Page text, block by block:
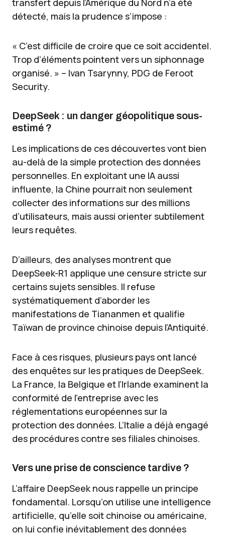
transfert depuis l’Amérique du Nord n’a été
détecté, mais la prudence s’impose :
« C’est difficile de croire que ce soit accidentel.
Trop d’éléments pointent vers un siphonnage
organisé. » – Ivan Tsarynny, PDG de Feroot
Security.
DeepSeek : un danger géopolitique sous-
estimé ?
Les implications de ces découvertes vont bien
au-delà de la simple protection des données
personnelles. En exploitant une IA aussi
influente, la Chine pourrait non seulement
collecter des informations sur des millions
d’utilisateurs, mais aussi orienter subtilement
leurs requêtes.
D’ailleurs, des analyses montrent que
DeepSeek-R1 applique une censure stricte sur
certains sujets sensibles. Il refuse
systématiquement d’aborder les
manifestations de Tiananmen et qualifie
Taïwan de province chinoise depuis l’Antiquité.
Face à ces risques, plusieurs pays ont lancé
des enquêtes sur les pratiques de DeepSeek.
La France, la Belgique et l’Irlande examinent la
conformité de l’entreprise avec les
réglementations européennes sur la
protection des données. L’Italie a déjà engagé
des procédures contre ses filiales chinoises.
Vers une prise de conscience tardive ?
L’affaire DeepSeek nous rappelle un principe
fondamental. Lorsqu’on utilise une intelligence
artificielle, qu’elle soit chinoise ou américaine,
on lui confie inévitablement des données